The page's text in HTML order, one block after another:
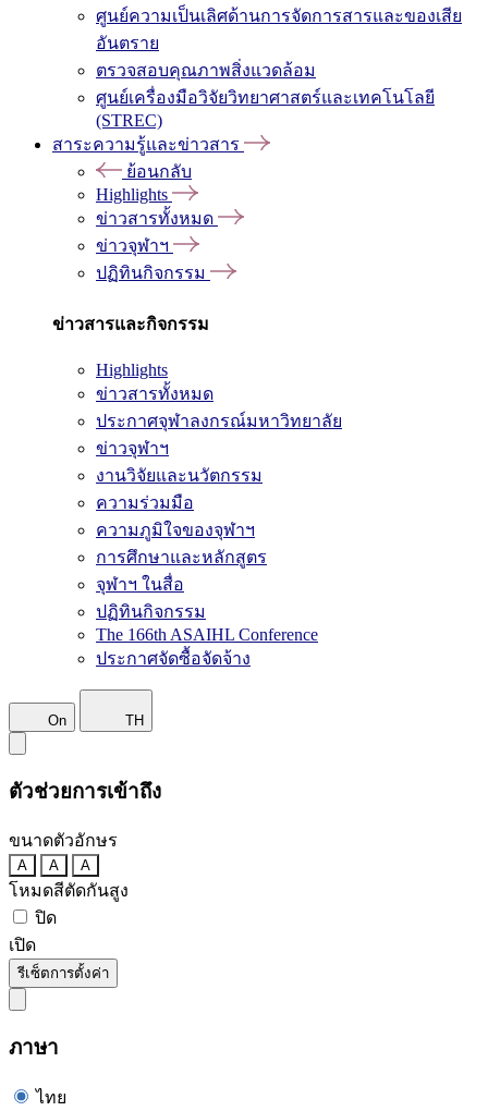
ศูนย์ความเป็นเลิศด้านการจัดการสารและของเสีย
อันตราย
ตรวจสอบคุณภาพสิ่งแวดล้อม
ศูนย์เครื่องมือวิจัยวิทยาศาสตร์และเทคโนโลยี
(STREC)
สาระความรู้และข่าวสาร
ย้อนกลับ
Highlights
ข่าวสารทั้งหมด
ข่าวจุฬาฯ
ปฏิทินกิจกรรม
ข่าวสารและกิจกรรม
Highlights
ข่าวสารทั้งหมด
ประกาศจุฬาลงกรณ์มหาวิทยาลัย
ข่าวจุฬาฯ
งานวิจัยและนวัตกรรม
ความร่วมมือ
ความภูมิใจของจุฬาฯ
การศึกษาและหลักสูตร
จุฬาฯ ในสื่อ
ปฏิทินกิจกรรม
The 166th ASAIHL Conference
ประกาศจัดซื้อจัดจ้าง
On TH
ตัวช่วยการเข้าถึง
ขนาดตัวอักษร
A A A
โหมดสีตัดกันสูง
ปิด
เปิด
รีเซ็ตการตั้งค่า
ภาษา
ไทย